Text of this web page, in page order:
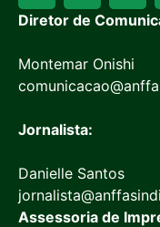
Diretor de
Montemar Onishi
Jornalista:
Danielle Santos
Assessoria de